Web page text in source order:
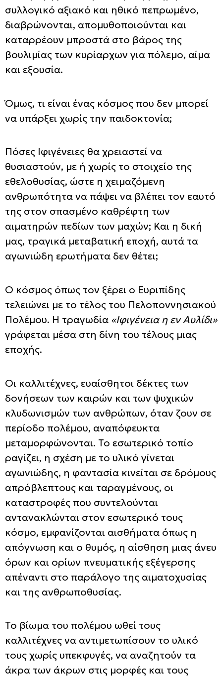
συλλογικό αξιακό και ηθικό πεπρωμένο,
διαβρώνονται, απομυθοποιούνται και
καταρρέουν μπροστά στο βάρος της
βουλιμίας των κυρίαρχων για πόλεμο, αίμα
και εξουσία.
Όμως, τι είναι ένας κόσμος που δεν μπορεί
να υπάρξει χωρίς την παιδοκτονία;
Πόσες Ιφιγένειες θα χρειαστεί να
θυσιαστούν, με ή χωρίς το στοιχείο της
εθελοθυσίας, ώστε η χειμαζόμενη
ανθρωπότητα να πάψει να βλέπει τον εαυτό
της στον σπασμένο καθρέφτη των
αιματηρών πεδίων των μαχών; Και η δική
μας, τραγικά μεταβατική εποχή, αυτά τα
αγωνιώδη ερωτήματα δεν θέτει;
Ο κόσμος όπως τον ξέρει ο Ευριπίδης
τελειώνει με το τέλος του Πελοποννησιακού
Πολέμου. Η τραγωδία «Ιφιγένεια η εν Αυλίδι»
γράφεται μέσα στη δίνη του τέλους μιας
εποχής.
Οι καλλιτέχνες, ευαίσθητοι δέκτες των
δονήσεων των καιρών και των ψυχικών
κλυδωνισμών των ανθρώπων, όταν ζουν σε
περίοδο πολέμου, αναπόφευκτα
μεταμορφώνονται. Το εσωτερικό τοπίο
ραγίζει, η σχέση με το υλικό γίνεται
αγωνιώδης, η φαντασία κινείται σε δρόμους
απρόβλεπτους και ταραγμένους, οι
καταστροφές που συντελούνται
αντανακλώνται στον εσωτερικό τους
κόσμο, εμφανίζονται αισθήματα όπως η
απόγνωση και ο θυμός, η αίσθηση μιας άνευ
όρων και ορίων πνευματικής εξέγερσης
απέναντι στο παράλογο της αιματοχυσίας
και της ανθρωποθυσίας.
Το βίωμα του πολέμου ωθεί τους
καλλιτέχνες να αντιμετωπίσουν το υλικό
τους χωρίς υπεκφυγές, να αναζητούν τα
άκρα των άκρων στις μορφές και τους